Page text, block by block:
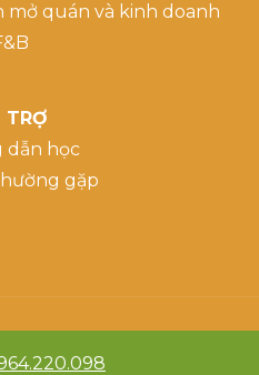
mở quán và kinh doanh
TRỢ
dẫn học
gặp